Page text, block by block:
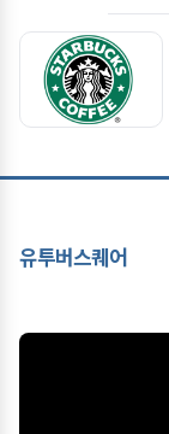
유투버스퀘어